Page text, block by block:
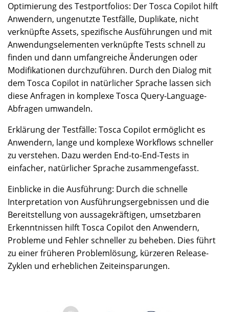
Optimierung des Testportfolios: Der Tosca Copilot hilft
Anwendern, ungenutzte Testfälle, Duplikate, nicht
verknüpfte Assets, spezifische Ausführungen und mit
Anwendungselementen verknüpfte Tests schnell zu
finden und dann umfangreiche Änderungen oder
Modifikationen durchzuführen. Durch den Dialog mit
dem Tosca Copilot in natürlicher Sprache lassen sich
diese Anfragen in komplexe Tosca Query-Language-
Abfragen umwandeln.
Erklärung der Testfälle: Tosca Copilot ermöglicht es
Anwendern, lange und komplexe Workflows schneller
zu verstehen. Dazu werden End-to-End-Tests in
einfacher, natürlicher Sprache zusammengefasst.
Einblicke in die Ausführung: Durch die schnelle
Interpretation von Ausführungsergebnissen und die
Bereitstellung von aussagekräftigen, umsetzbaren
Erkenntnissen hilft Tosca Copilot den Anwendern,
Probleme und Fehler schneller zu beheben. Dies führt
zu einer früheren Problemlösung, kürzeren Release-
Zyklen und erheblichen Zeiteinsparungen.